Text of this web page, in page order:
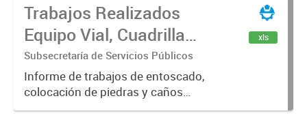
construcción, colocación de tapa
registro, reparación...
Trabajos Realizados
Equipo Vial, Cuadrilla
Bacheo, Servicio
Eléctrico - Noviembre
2021
Subsecretaría de Servicios Públicos
Informe de trabajos de entoscado,
colocación de piedras y caños
(zanjeo - cruce de calles) Informe
xls